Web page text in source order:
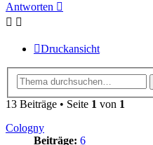
Antworten
Druckansicht
13 Beiträge • Seite 1 von 1
Cologny
Beiträge: 6